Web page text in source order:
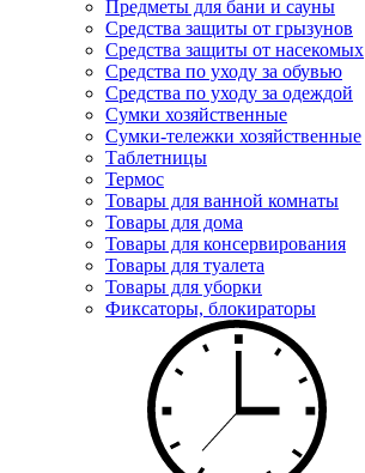
Предметы для бани и сауны
Средства защиты от грызунов
Средства защиты от насекомых
Средства по уходу за обувью
Средства по уходу за одеждой
Сумки хозяйственные
Сумки-тележки хозяйственные
Таблетницы
Термос
Товары для ванной комнаты
Товары для дома
Товары для консервирования
Товары для туалета
Товары для уборки
Фиксаторы, блокираторы